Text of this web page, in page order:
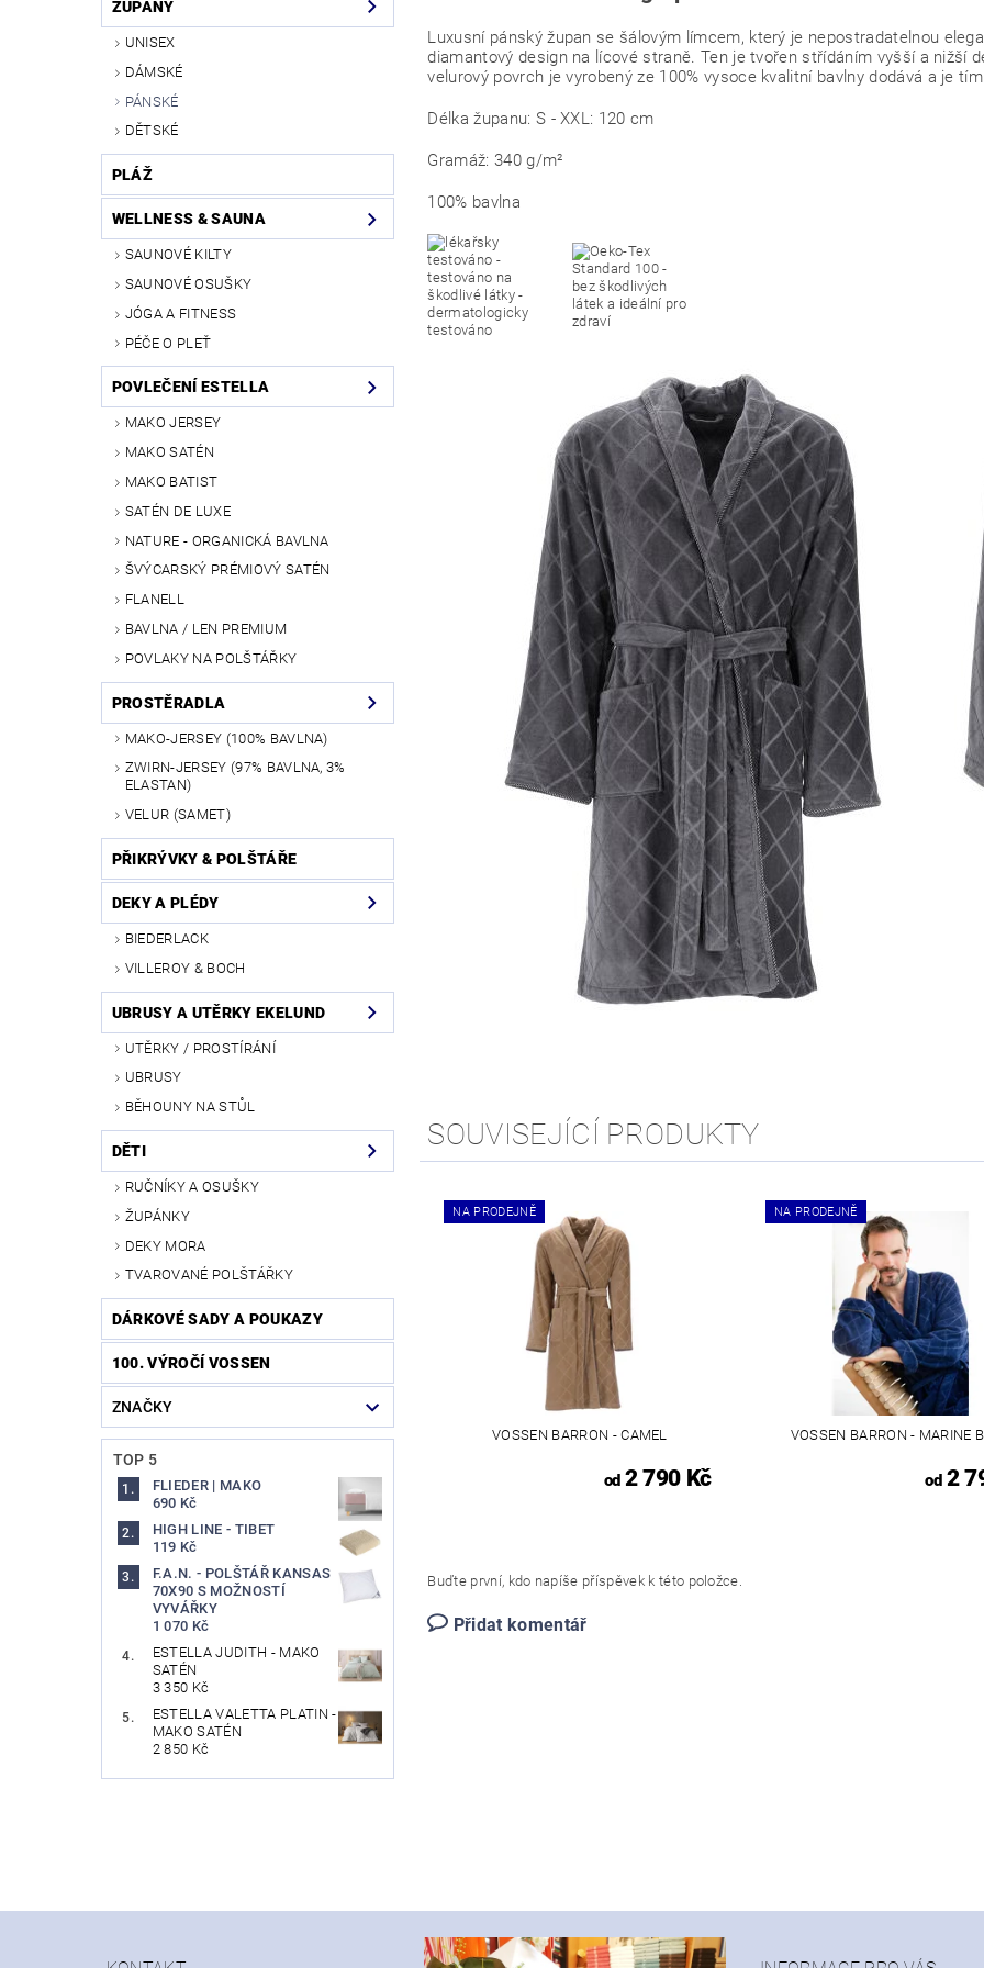
ŽUPANY
UNISEX
DÁMSKÉ
PÁNSKÉ
DĚTSKÉ
PLÁŽ
WELLNESS & SAUNA
SAUNOVÉ KILTY
SAUNOVÉ OSUŠKY
JÓGA A FITNESS
PÉČE O PLEŤ
POVLEČENÍ ESTELLA
MAKO JERSEY
MAKO SATÉN
MAKO BATIST
SATÉN DE LUXE
NATURE - ORGANICKÁ BAVLNA
ŠVÝCARSKÝ PRÉMIOVÝ SATÉN
FLANELL
BAVLNA / LEN PREMIUM
POVLAKY NA POLŠTÁŘKY
PROSTĚRADLA
MAKO-JERSEY (100% BAVLNA)
ZWIRN-JERSEY (97% BAVLNA, 3%
ELASTAN)
VELUR (SAMET)
PŘIKRÝVKY & POLŠTÁŘE
DEKY A PLÉDY
BIEDERLACK
VILLEROY & BOCH
UBRUSY A UTĚRKY EKELUND
UTĚRKY / PROSTÍRÁNÍ
UBRUSY
BĚHOUNY NA STŮL
DĚTI
RUČNÍKY A OSUŠKY
ŽUPÁNKY
DEKY MORA
TVAROVANÉ POLŠTÁŘKY
DÁRKOVÉ SADY A POUKAZY
100. VÝROČÍ VOSSEN
ZNAČKY
TOP 5
FLIEDER | MAKO
690 Kč
HIGH LINE - TIBET
119 Kč
F.A.N. - POLŠTÁŘ KANSAS
70X90 S MOŽNOSTÍ
VYVÁŘKY
1 070 Kč
ESTELLA JUDITH - MAKO
SATÉN
3 350 Kč
ESTELLA VALETTA PLATIN -
MAKO SATÉN
2 850 Kč
Luxusní pánský župan se šálovým límcem, který je nepostradatelnou
diamantový design na lícové straně. Ten je tvořen střídáním vyšší a nižší
velurový povrch je vyrobený ze 100% vysoce kvalitní bavlny dodává a je
Délka županu: S - XXL: 120 cm
Gramáž: 340 g/m²
100% bavlna
SOUVISEJÍCÍ PRODUKTY
NA PRODEJNĚ
VOSSEN BARRON - CAMEL
od2 790 Kč
NA PRODEJNĚ
VOSSEN BARRON - MARINE
od2
Buďte první, kdo napíše příspěvek k této položce.
Přidat komentář